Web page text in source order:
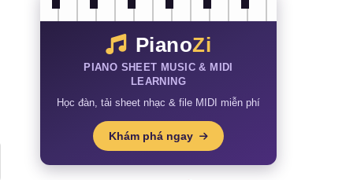
PianoZi
PIANO SHEET MUSIC & MIDI
LEARNING
Học đàn, tải sheet nhạc & file MIDI miễn phí
Khám phá ngay